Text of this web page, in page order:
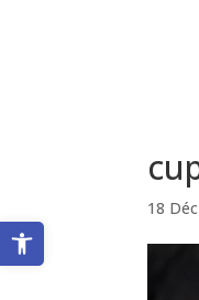
Ouvrir la barre d’outils
18